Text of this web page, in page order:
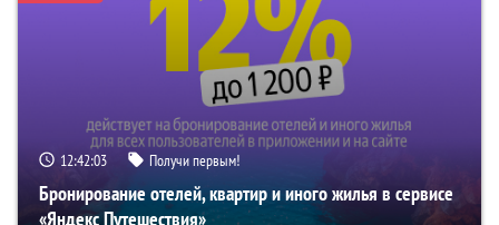
12:42:03 Получи первым!
Бронирование отелей, квартир и иного жилья в сервисе
«Яндекс Путешествия»